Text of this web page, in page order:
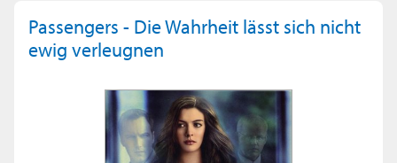
Passengers - Die Wahrheit lässt sich nicht
ewig verleugnen